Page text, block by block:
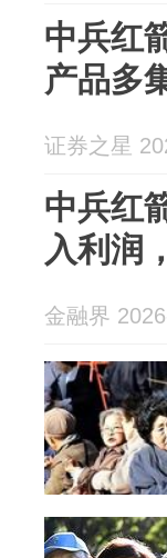
中兵红
产品多
证券之星
中兵红
入利润
金融界